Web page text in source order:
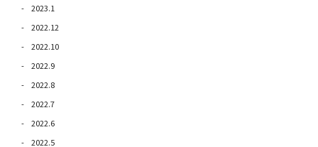
2023.1
2022.12
2022.10
2022.9
2022.8
2022.7
2022.6
2022.5